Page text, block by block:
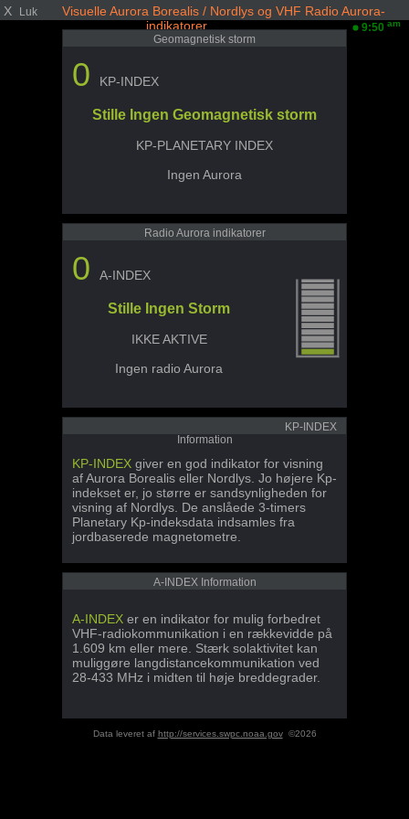
X Luk
Visuelle Aurora Borealis / Nordlys og VHF Radio Aurora-
indikatorer
9:50 am
Geomagnetisk storm
0 KP-INDEX
Stille Ingen Geomagnetisk storm
KP-PLANETARY INDEX
Ingen Aurora
Radio Aurora indikatorer
0 A-INDEX
Stille Ingen Storm
IKKE AKTIVE
Ingen radio Aurora
KP-INDEX
Information
KP-INDEX giver en god indikator for visning
af Aurora Borealis eller Nordlys. Jo højere Kp-
indekset er, jo større er sandsynligheden for
visning af Nordlys. De anslåede 3-timers
Planetary Kp-indeksdata indsamles fra
jordbaserede magnetometre.
A-INDEX Information
A-INDEX er en indikator for mulig forbedret
VHF-radiokommunikation i en rækkevidde på
1.609 km eller mere. Stærk solaktivitet kan
muliggøre langdistancekommunikation ved
28-433 MHz i midten til høje breddegrader.
Data leveret af http://services.swpc.noaa.gov©2026